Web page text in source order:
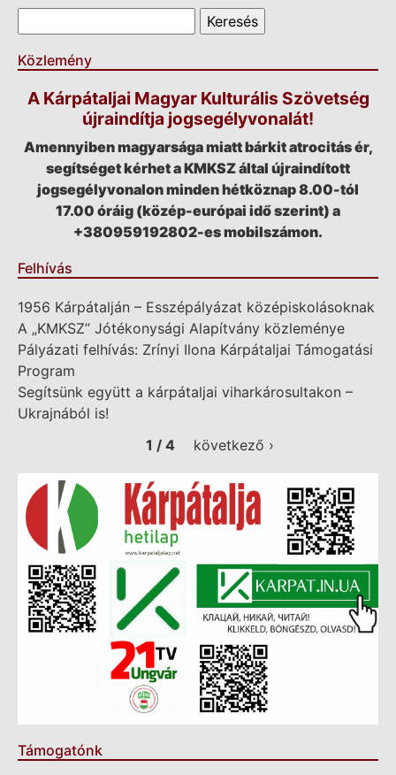
Keresés űrlap
Keresés
Közlemény
A Kárpátaljai Magyar Kulturális Szövetség
újraindítja jogsegélyvonalát!
Amennyiben magyarsága miatt bárkit atrocitás ér,
segítséget kérhet a KMKSZ által újraindított
jogsegélyvonalon minden hétköznap 8.00-tól
17.00 óráig (közép-európai idő szerint) a
+380959192802-es mobilszámon.
Felhívás
1956 Kárpátalján – Esszépályázat középiskolásoknak
A „KMKSZ” Jótékonysági Alapítvány közleménye
Pályázati felhívás: Zrínyi Ilona Kárpátaljai Támogatási
Program
Segítsünk együtt a kárpátaljai viharkárosultakon –
Ukrajnából is!
1 / 4
következő ›
Támogatónk